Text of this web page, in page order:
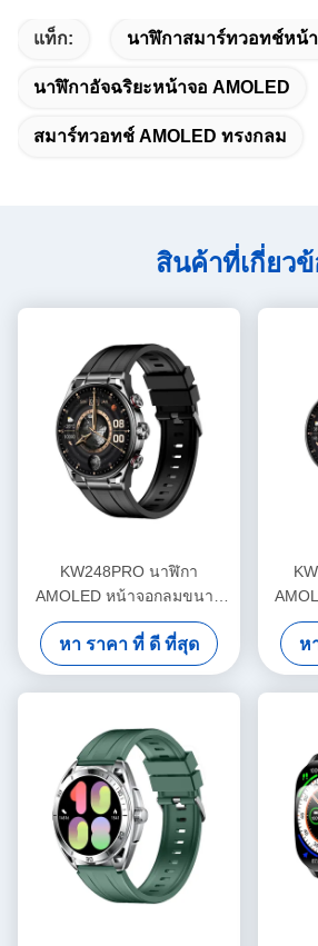
แท็ก: นาฬิกาสมาร์ทวอทช์หน้า
นาฬิกาอัจฉริยะหน้าจอ AMOLED
สมาร์ทวอทช์ AMOLED ทรงกลม
สินค้าที่เกี่ยวข้
KW248PRO นาฬิกา
AMOLED หน้าจอกลมขนาด
ใหญ่แรกของอุตสาหกรรม
หา ราคา ที่ ดี ที่สุด
แ
ห